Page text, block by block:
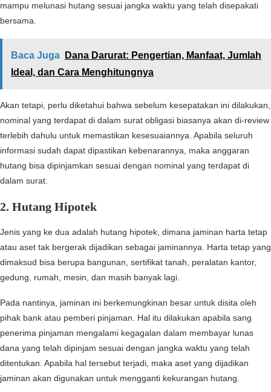
mampu melunasi hutang sesuai jangka waktu yang telah disepakati
bersama.
Baca Juga
Dana Darurat: Pengertian, Manfaat, Jumlah
Ideal, dan Cara Menghitungnya
Akan tetapi, perlu diketahui bahwa sebelum kesepatakan ini dilakukan,
nominal yang terdapat di dalam surat obligasi biasanya akan di-review
terlebih dahulu untuk memastikan kesesuaiannya. Apabila seluruh
informasi sudah dapat dipastikan kebenarannya, maka anggaran
hutang bisa dipinjamkan sesuai dengan nominal yang terdapat di
dalam surat.
2. Hutang Hipotek
Jenis yang ke dua adalah hutang hipotek, dimana jaminan harta tetap
atau aset tak bergerak dijadikan sebagai jaminannya. Harta tetap yang
dimaksud bisa berupa bangunan, sertifikat tanah, peralatan kantor,
gedung, rumah, mesin, dan masih banyak lagi.
Pada nantinya, jaminan ini berkemungkinan besar untuk disita oleh
pihak bank atau pemberi pinjaman. Hal itu dilakukan apabila sang
penerima pinjaman mengalami kegagalan dalam membayar lunas
dana yang telah dipinjam sesuai dengan jangka waktu yang telah
ditentukan. Apabila hal tersebut terjadi, maka aset yang dijadikan
jaminan akan digunakan untuk mengganti kekurangan hutang.